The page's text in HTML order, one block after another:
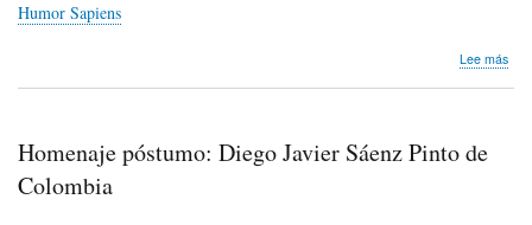
Humor Sapiens
Lee más
Homenaje póstumo: Diego Javier Sáenz Pinto de
Colombia